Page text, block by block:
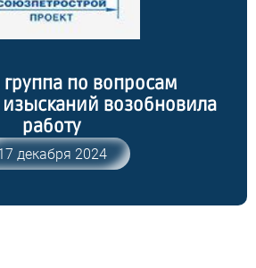
по вопросам
возобновила
работу
декабря 2024